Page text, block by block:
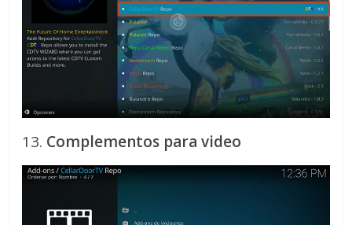
13. Complementos para video